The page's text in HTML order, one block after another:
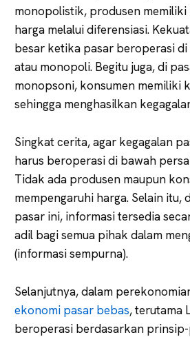
monopolistik, produsen
harga melalui diferensiasi.
besar ketika pasar beroperasi
atau monopoli. Begitu juga, di
monopsoni, konsumen memiliki
sehingga menghasilkan
Singkat cerita, agar kegagalan
harus beroperasi di bawah
Tidak ada produsen maupun
mempengaruhi harga. Selain itu,
pasar ini, informasi tersedia
adil bagi semua pihak dalam
(informasi sempurna).
Selanjutnya, dalam
ekonomi pasar bebas, terutama
beroperasi berdasarkan